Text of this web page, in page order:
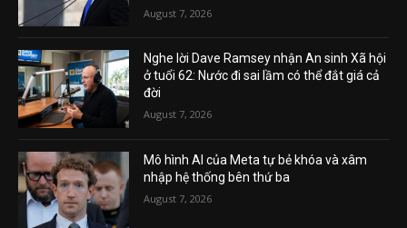
August 7, 2026
Nghe lời Dave Ramsey nhận An sinh Xã hội
ở tuổi 62: Nước đi sai lầm có thể đắt giá cả
đời
August 7, 2026
Mô hình AI của Meta tự bẻ khóa và xâm
nhập hệ thống bên thứ ba
August 7, 2026